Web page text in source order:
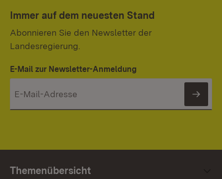
Immer auf dem neuesten Stand
Abonnieren Sie den Newsletter der
Landesregierung.
E-Mail zur Newsletter-Anmeldung
Themenübersicht